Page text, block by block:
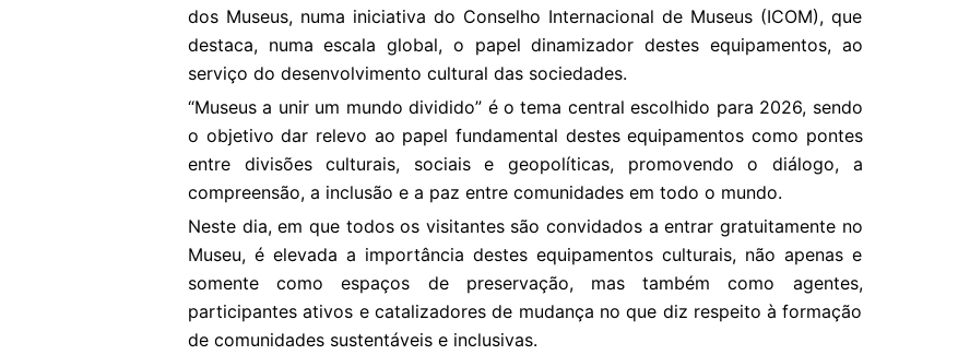
dos Museus, numa iniciativa do Conselho Internacional de Museus (ICOM), que
destaca, numa escala global, o papel dinamizador destes equipamentos, ao
serviço do desenvolvimento cultural das sociedades.
“Museus a unir um mundo dividido” é o tema central escolhido para 2026, sendo
o objetivo dar relevo ao papel fundamental destes equipamentos como pontes
entre divisões culturais, sociais e geopolíticas, promovendo o diálogo, a
compreensão, a inclusão e a paz entre comunidades em todo o mundo.
Neste dia, em que todos os visitantes são convidados a entrar gratuitamente no
Museu, é elevada a importância destes equipamentos culturais, não apenas e
somente como espaços de preservação, mas também como agentes,
participantes ativos e catalizadores de mudança no que diz respeito à formação
de comunidades sustentáveis e inclusivas.